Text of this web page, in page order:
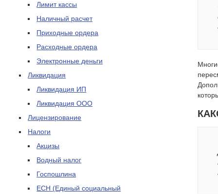
Лимит кассы
Наличный расчет
Приходные ордера
Расходные ордера
Электронные деньги
Ликвидация
Ликвидация ИП
Ликвидация ООО
Лицензирование
Налоги
Акцизы
Водный налог
Госпошлина
ЕСН (Единый социальный